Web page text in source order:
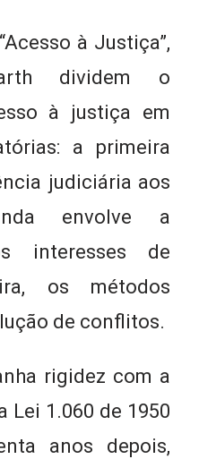
à Justiça”,
dividem o
à justiça em
a primeira
judiciária aos
envolve a
interesses de
os métodos
de conflitos.
rigidez com a
Lei 1.060 de 1950
anos depois,